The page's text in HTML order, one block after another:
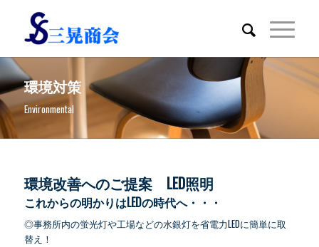
環境対策
Environmental
環境改善へのご提案 LED照明
これからの明かりはLEDの時代へ・・・
◎事務所内の蛍光灯や工場などの水銀灯を省電力LEDに簡単に取
替え！